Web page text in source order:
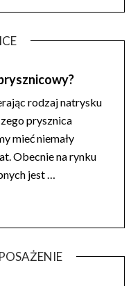
rodzaj natrysku
prysznica
mieć niemały
Obecnie na rynku
jest